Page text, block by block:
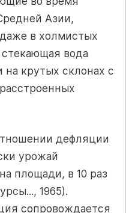
Азии,
в холмистых
вода
на крутых склонах с
дефляции
урожай
площади, в 10 раз
1965).
сопровождается